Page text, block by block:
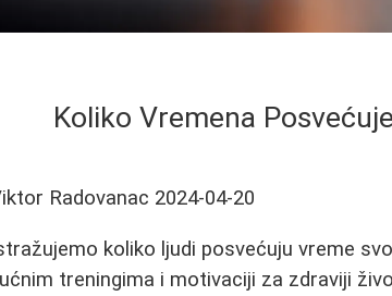
Koliko Vremena
Radovanac 2024-04-20
koliko ljudi posvećuju vreme
treningima i motivaciji za zdraviji